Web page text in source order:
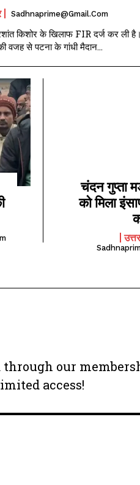
Sadhnaprime@gmail.com
किशोर के खिलाफ FIR दर्ज कर ली है।
वजह से पटना के गांधी मैदान...
चंदन गुप्‍ता
को मिला
through our
access!